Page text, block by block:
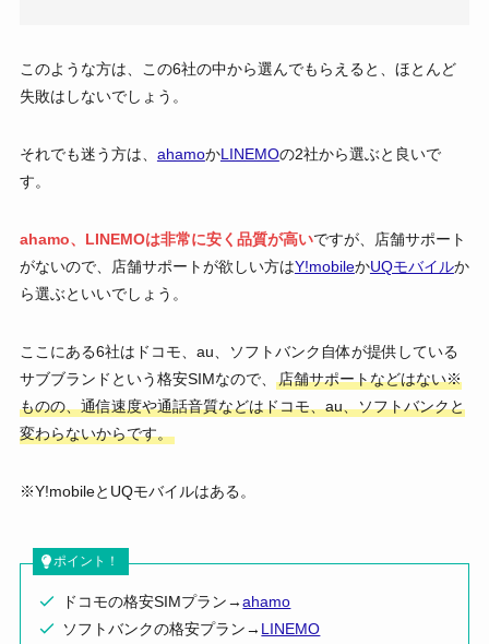
このような方は、この6社の中から選んでもらえると、ほとんど
失敗はしないでしょう。
それでも迷う方は、 ahamoかLINEMOの2社から選ぶと良いで
す。
ahamo、LINEMOは非常に安く品質が高いですが、店舗サポート
がないので、店舗サポートが欲しい方はY!mobileかUQモバイルか
ら選ぶといいでしょう。
ここにある6社はドコモ、au、ソフトバンク自体が提供している
サブブランドという格安SIMなので、
店舗サポートなどはない※
ものの、通信速度や通話音質などはドコモ、au、ソフトバンクと
変わらないからです。
※Y!mobileとUQモバイルはある。
ポイント！
ドコモの格安SIMプラン→ahamo
ソフトバンクの格安プラン→ LINEMO